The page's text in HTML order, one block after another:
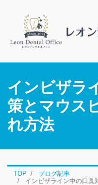
インビザラ
策とマウス
れ方法
TOP
ブログ記事
インビザライン中の口臭